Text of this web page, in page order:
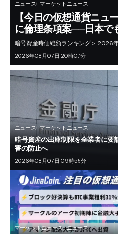
ニュース マーケットニュース
【今日の仮想通貨ニュ
に倫理条項案──日本で
暗号資産時価総額ランキング＞ 2026
2026年08月07日 20時07分
ニュース マーケットニュース
暗号資産の出庫制限を全業者に
害の防止へ
2026年08月07日 09時55分
マーケットニュース ニュース